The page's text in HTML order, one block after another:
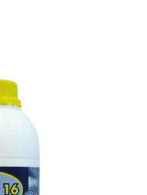
ET